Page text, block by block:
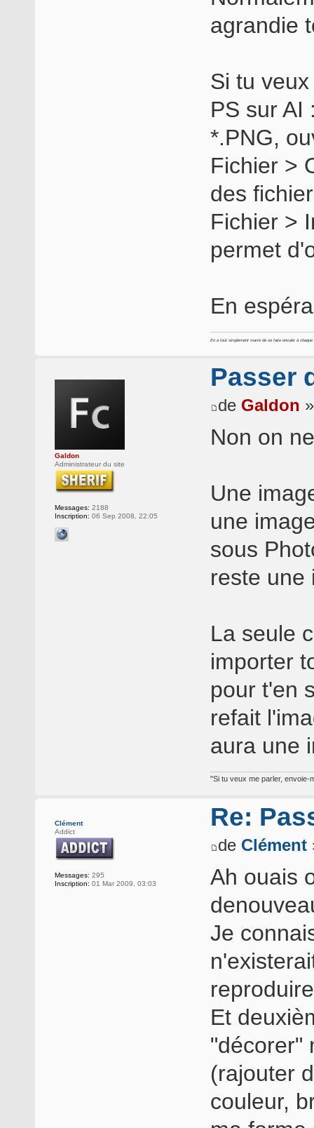
agrandie
Si tu
PS sur AI
*.PNG,
Fichier >
des
Fichier >
permet
En
En a tout simplement marre de se faire enculer à
Galdon
Administrateur du site
Messages: 2188
Inscription: 06 Sep 2008, 22:05
Passer
de Galdon
Non on
Une
une
sous
reste une
La seule
importer
pour t'en
refait
aura une
"Si tu veux me parler, envoie-
Clément
Addict
Messages: 295
Inscription: 01 Mar 2009, 03:03
Re:
de Clément
Ah ouais
Je
Et
"décorer"
(rajouter
couleur,